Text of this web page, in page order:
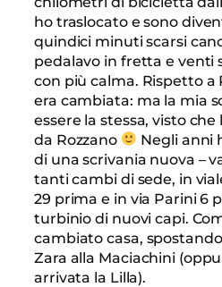
ho traslocato e sono
quindici minuti scarsi
pedalavo in fretta e venti
con più calma. Rispetto a
era cambiata: ma la mia
essere la stessa, visto che
da Rozzano
Negli anni
di una scrivania nuova –
tanti cambi di sede, in
29 prima e in via Parini 6
turbinio di nuovi capi.
cambiato casa,
Zara alla Maciachini
arrivata la Lilla).